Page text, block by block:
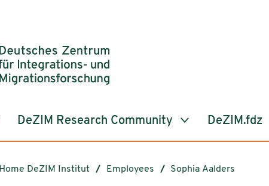
DeZIM Research Community DeZIM.fdz
Home DeZIM Institut Employees Sophia Aalders